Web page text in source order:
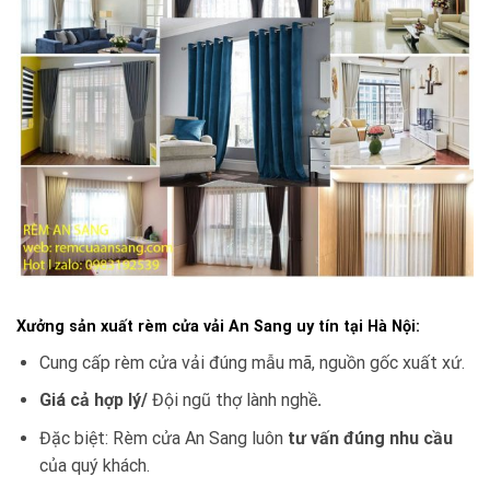
Xưởng sản xuất rèm cửa vải An Sang uy tín tại Hà Nội:
Cung cấp rèm cửa vải đúng mẫu mã, nguồn gốc xuất xứ.
Giá cả hợp lý/ Đội ngũ thợ lành nghề.
Đặc biệt: Rèm cửa An Sang luôn tư vấn đúng nhu cầu
của quý khách.